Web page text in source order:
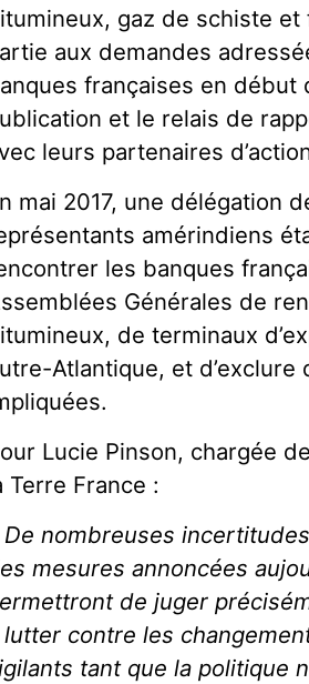
gaz de schiste et
aux demandes
françaises en début
et le relais de
leurs partenaires
mai 2017, une délégation
amérindiens
les banques
Générales de
de terminaux
Atlantique, et
Lucie Pinson, chargée
Terre France :
De nombreuses
mesures annoncées
de juger
lutter contre les
tant que la politique